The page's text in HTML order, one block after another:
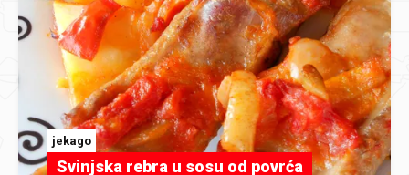
jekago
Svinjska rebra u sosu od povrća